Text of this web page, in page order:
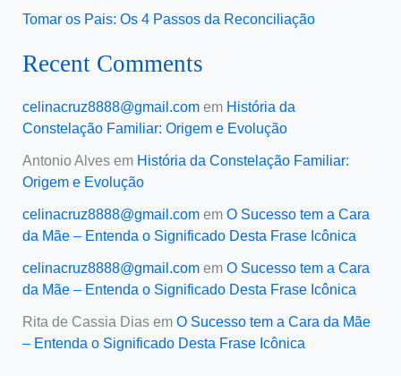
Tomar os Pais: Os 4 Passos da Reconciliação
Recent Comments
celinacruz8888@gmail.comem História da
Constelação Familiar: Origem e Evolução
Antonio Alvesem História da Constelação Familiar:
Origem e Evolução
celinacruz8888@gmail.comem O Sucesso tem a Cara
da Mãe – Entenda o Significado Desta Frase Icônica
celinacruz8888@gmail.comem O Sucesso tem a Cara
da Mãe – Entenda o Significado Desta Frase Icônica
Rita de Cassia Diasem O Sucesso tem a Cara da Mãe
– Entenda o Significado Desta Frase Icônica